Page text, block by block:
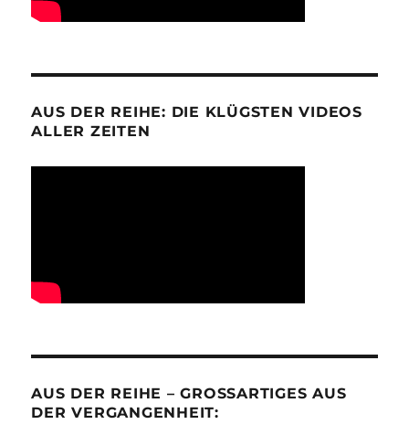
AUS DER REIHE: DIE KLÜGSTEN VIDEOS
ALLER ZEITEN
AUS DER REIHE – GROSSARTIGES AUS D
ER VERGANGENHEIT: